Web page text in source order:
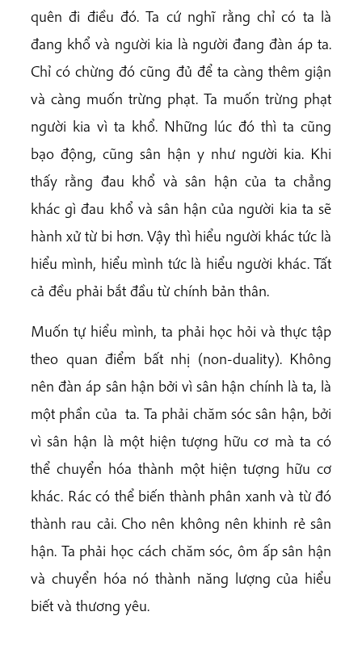
quên đi điều đó. Ta cứ nghĩ rằng chỉ có ta là
đang khổ và người kia là người đang đàn áp ta.
Chỉ có chừng đó cũng đủ để ta càng thêm giận
và càng muốn trừng phạt. Ta muốn trừng phạt
người kia vì ta khổ. Những lúc đó thì ta cũng
bạo động, cũng sân hận y như người kia. Khi
thấy rằng đau khổ và sân hận của ta chẳng
khác gì đau khổ và sân hận của người kia ta sẽ
hành xử từ bi hơn. Vậy thì hiểu người khác tức là
hiểu mình, hiểu mình tức là hiểu người khác. Tất
cả đều phải bắt đầu từ chính bản thân.
Muốn tự hiểu mình, ta phải học hỏi và thực tập
theo quan điểm bất nhị (non-duality). Không
nên đàn áp sân hận bởi vì sân hận chính là ta, là
một phần của ta. Ta phải chăm sóc sân hận, bởi
vì sân hận là một hiện tượng hữu cơ mà ta có
thể chuyển hóa thành một hiện tượng hữu cơ
khác. Rác có thể biến thành phân xanh và từ đó
thành rau cải. Cho nên không nên khinh rẻ sân
hận. Ta phải học cách chăm sóc, ôm ấp sân hận
và chuyển hóa nó thành năng lượng của hiểu
biết và thương yêu.